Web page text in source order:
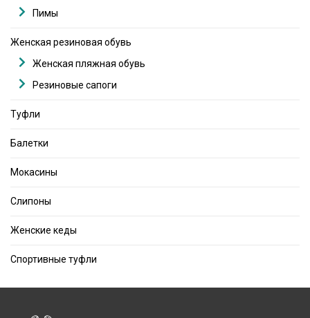
Пимы
Женская резиновая обувь
Женская пляжная обувь
Резиновые сапоги
Туфли
Балетки
Мокасины
Слипоны
Женские кеды
Спортивные туфли